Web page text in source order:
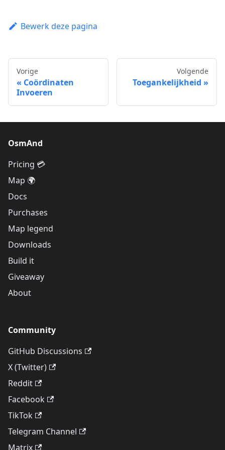
Bewerk deze pagina
Vorige
Coördinaten
Invoeren
Volgende
Toegankelijkheid
OsmAnd
Pricing 💳
Map 🌍
Docs
Purchases
Map legend
Downloads
Build it
Giveaway
About
Community
GitHub Discussions
X (Twitter)
Reddit
Facebook
TikTok
Telegram Channel
Matrix